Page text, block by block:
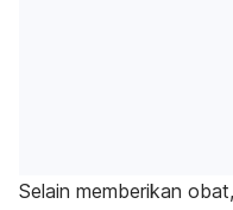
Selain memberikan